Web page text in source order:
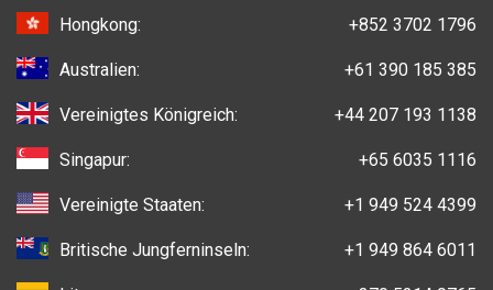
Hongkong:
+852 3702 1796
Australien: +61 390 185 385
Vereinigtes Königreich: +44 207 193 1138
Singapur: +65 6035 1116
Vereinigte Staaten: +1 949 524 4399
Britische Jungferninseln: +1 949 864 6011